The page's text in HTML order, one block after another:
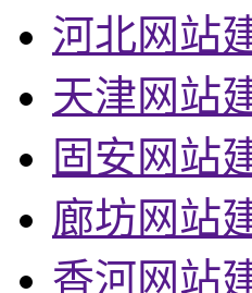
河北网站
天津网站
固安网站
廊坊网站
香河网站